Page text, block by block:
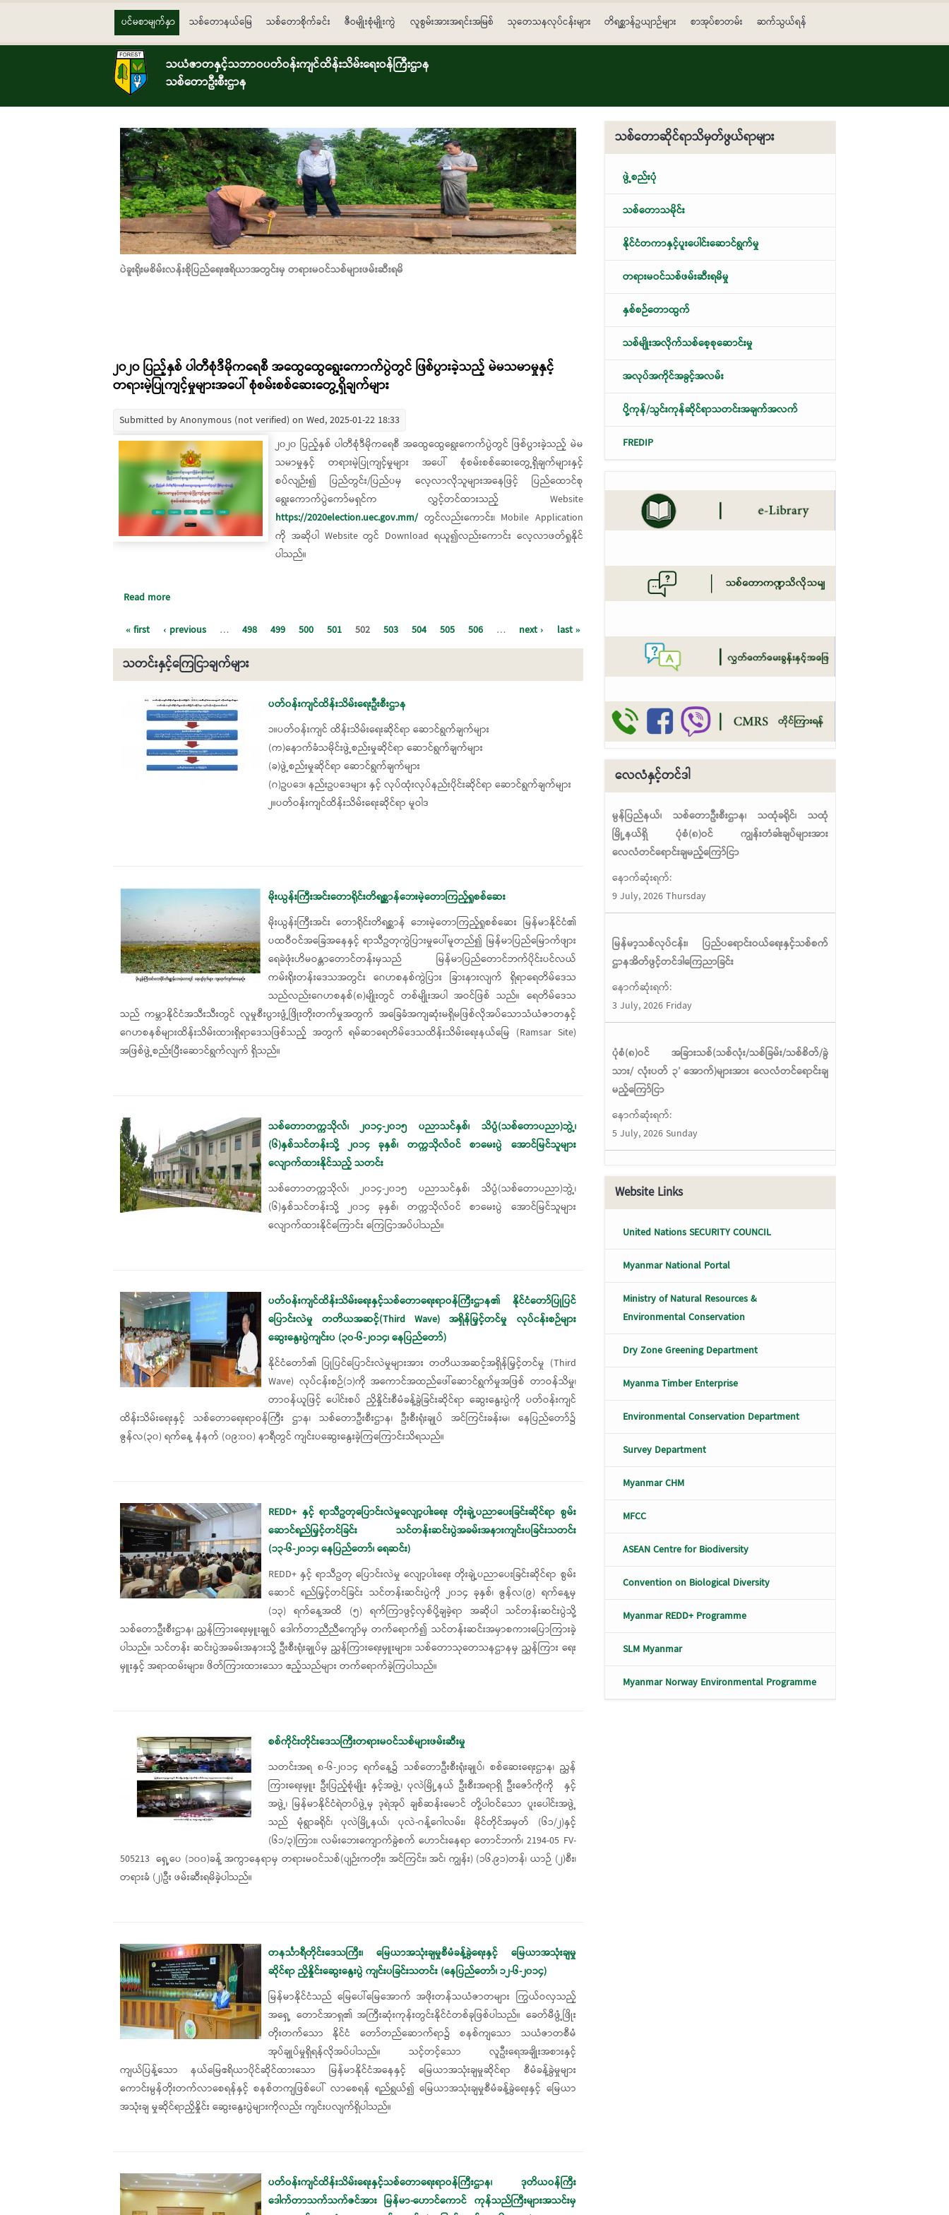
ပင်မစာမျက်နှာ သစ်တောနယ်မြေ သစ်တောစိုက်ခင်း ဇီဝမျိုးစုံမျိုးကွဲ လူစွမ်းအားအရင်းအမြစ် သုတေသနလုပ်ငန်းများ တိရစ္ဆာန်ဥယျာဉ်များ စာအုပ်စာတမ်း ဆက်သွယ်ရန်
သယံဇာတနှင့်သဘာဝပတ်ဝန်းကျင်ထိန်းသိမ်းရေးဝန်ကြီးဌာန
သစ်တောဦးစီးဌာန
ပဲခူးရိုးမစိမ်းလန်းစိုပြည်ရေးဧရိယာအတွင်းမှ တရားမဝင်သစ်များဖမ်းဆီးရမိ
၂၀၂၀ ပြည့်နှစ် ပါတီစုံဒီမိုကရေစီ အထွေထွေရွေးကောက်ပွဲတွင် ဖြစ်ပွားခဲ့သည့် မဲမသမာမှုနှင့်
တရားမဲ့ပြုကျင့်မှုများအပေါ် စုံစမ်းစစ်ဆေးတွေ့ရှိချက်များ
Submitted byAnonymous (not verified) on Wed, 2025-01-22 18:33
၂၀၂၀ ပြည့်နှစ် ပါတီစုံဒီမိုကရေစီ အထွေထွေရွေးကေက်ပွဲတွင် ဖြစ်ပွားခဲ့သည့် မဲမ
သမာမှုနှင့် တရားမဲ့ပြုကျင့်မှုများ အပေါ် စုံစမ်းစစ်ဆေးတွေ့ရှိချက်များနှင့်
စပ်လျဉ်း၍ ပြည်တွင်း/ပြည်ပမှ လေ့လာလိုသူများအနေဖြင့် ပြည်ထောင်စု
ရွေးကောက်ပွဲကော်မရှင်က လွှင့်တင်ထားသည့် Website
https://2020election.uec.gov.mm/တွင်လည်းကောင်း၊ Mobile Application
ကို အဆိုပါ Website တွင် Download ရယူ၍လည်းကောင်း လေ့လာဖတ်ရှုနိုင်
ပါသည်။
Read more about ၂၀၂၀ ပြည့်နှစ် ပါတီစုံဒီမိုကရေစီ အထွေထွေရွေးကောက်ပွဲတွင် ဖြစ်ပွားခဲ့သည့် မဲမသမာမှုနှင့် တရားမဲ့ပြုကျင့်မှုများအပေါ် စုံစမ်းစစ်ဆေးတွေ့ရှိချက်များ
Pages
« first ‹ previous … 498 499 500 501 502 503 504 505 506 … next › last »
သတင်းနှင့်ကြေငြာချက်များ
ပတ်၀န်းကျင်ထိန်းသိမ်းရေးဦးစီးဌာန
၁။ပတ်ဝန်းကျင် ထိန်းသိမ်းရေးဆိုင်ရာ ဆောင်ရွက်ချက်များ
(က)နောက်ခံသမိုင်းဖွဲ့စည်းမှုဆိုင်ရာ ဆောင်ရွက်ချက်များ
(ခ)ဖွဲ့စည်းမှုဆိုင်ရာ ဆောင်ရွက်ချက်များ
(ဂ)ဥပဒေ၊ နည်းဥပဒေများ နှင့် လုပ်ထုံးလုပ်နည်းပိုင်းဆိုင်ရာ ဆောင်ရွက်ချက်များ
၂။ပတ်ဝန်းကျင်ထိန်းသိမ်းရေးဆိုင်ရာ မူဝါဒ
မိုးယွန်းကြီးအင်းတောရိုင်းတိရစ္ဆာန်ဘေးမဲ့တောကြည့်ရှုစစ်ဆေး
မိုးယွန်းကြီးအင်း တောရိုင်းတိရစ္ဆာန် ဘေးမဲ့တောကြည့်ရှုစစ်ဆေး မြန်မာနိုင်ငံ၏
ပထဝီဝင်အခြေအနေနှင့် ရာသီဥတုကွဲပြားမှုပေါ်မူတည်၍ မြန်မာပြည်မြောက်ဖျား
ရေခဲဖုံးဟိမဝန္တာတောင်တန်းမှသည် မြန်မာပြည်တောင်ဘက်ပိုင်းပင်လယ်
ကမ်းရိုးတန်းဒေသအတွင်း ဂေဟစနစ်ကွဲပြား ခြားနားလျက် ရှိရာရေတိမ်ဒေသ
သည်လည်းဂေဟစနစ်(၈)မျိုးတွင် တစ်မျိုးအပါ အဝင်ဖြစ် သည်။ ရေတိမ်ဒေသ
သည် ကမ္ဘာနိုင်ငံအသီးသီးတွင် လူမှုစီးပွားဖွံ့ဖြိုးတိုးတက်မှုအတွက် အခြေခံအကျဆုံးမရှိမဖြစ်လိုအပ်သောသံယံဇာတနှင့်
ဂေဟစနစ်များထိန်းသိမ်းထားရှိရာဒေသဖြစ်သည့် အတွက် ရမ်ဆာရေတိမ်ဒေသထိန်းသိမ်းရေးနယ်မြေ (Ramsar Site)
အဖြစ်ဖွဲ့စည်းပြီးဆောင်ရွက်လျက် ရှိသည်။
သစ်တောတက္ကသိုလ်၊ ၂၀၁၄-၂၀၁၅ ပညာသင်နှစ်၊ သိပ္ပံ(သစ်တောပညာ)ဘွဲ့၊
(၆)နှစ်သင်တန်းသို့ ၂၀၁၄ ခုနှစ်၊ တက္ကသိုလ်ဝင် စာမေးပွဲ အောင်မြင်သူများ
လျောက်ထားနိုင်သည့် သတင်း
သစ်တောတက္ကသိုလ်၊ ၂၀၁၄-၂၀၁၅ ပညာသင်နှစ်၊ သိပ္ပံ(သစ်တောပညာ)ဘွဲ့၊
(၆)နှစ်သင်တန်းသို့ ၂၀၁၄ ခုနှစ်၊ တက္ကသိုလ်ဝင် စာမေးပွဲ အောင်မြင်သူများ
လျောက်ထားနိုင်ကြောင်း ကြေငြာအပ်ပါသည်။
ပတ်ဝန်းကျင်ထိန်းသိမ်းရေးနှင့်သစ်တောရေးရာဝန်ကြီးဌာန၏ နိုင်ငံတော်ပြုပြင်
ပြောင်းလဲမှု တတိယအဆင့်(Third Wave) အရှိန်မြှင့်တင်မှု လုပ်ငန်းစဉ်များ
ဆွေးနွေးပွဲကျင်းပ (၃၀-၆-၂၀၁၄၊ နေပြည်တော်)
နိုင်ငံတော်၏ ပြုပြင်ပြောင်းလဲမှုများအား တတိယအဆင့်အရှိန်မြှင့်တင်မှု (Third
Wave) လုပ်ငန်းစဉ်(၁)ကို အကောင်အထည်ဖေါ်ဆောင်ရွက်မှုအဖြစ် တာဝန်သိမှု၊
တာဝန်ယူဖြင့် ပေါင်းစပ် ညှိနှိုင်းစီမံခန့်ခွဲခြင်းဆိုင်ရာ ဆွေးနွေးပွဲကို ပတ်ဝန်းကျင်
ထိန်းသိမ်းရေးနှင့် သစ်တောရေးရာဝန်ကြီး ဌာန၊ သစ်တောဦးစီးဌာန၊ ဦးစီးရုံးချုပ် အင်ကြင်းခန်းမ၊ နေပြည်တော်၌
ဇွန်လ(၃၀) ရက်နေ့ နံနက် (၀၉:၀၀) နာရီတွင် ကျင်းပဆွေးနွေးခဲ့ကြကြောင်းသိရသည်။
REDD+ နှင့် ရာသီဥတုပြောင်းလဲမှုလျော့ပါးရေး တိုးချဲ့ပညာပေးခြင်းဆိုင်ရာ စွမ်း
ဆောင်ရည်မြှင့်တင်ခြင်း သင်တန်းဆင်းပွဲအခမ်းအနားကျင်းပခြင်းသတင်း
(၁၃-၆-၂၀၁၄၊ နေပြည်တော်၊ ရေဆင်း)
REDD+ နှင့် ရာသီဥတု ပြောင်းလဲမှု လျော့ပါးရေး တိုးချဲ့ပညာပေးခြင်းဆိုင်ရာ စွမ်း
ဆောင် ရည်မြှင့်တင်ခြင်း သင်တန်းဆင်းပွဲကို ၂၀၁၄ ခုနှစ်၊ ဇွန်လ(၉) ရက်နေ့မှ
(၁၃) ရက်နေ့အထိ (၅) ရက်ကြာဖွင့်လှစ်ပို့ချခဲ့ရာ အဆိုပါ သင်တန်းဆင်းပွဲသို့
သစ်တောဦးစီးဌာန၊ ညွှန်ကြားရေးမှူးချုပ် ဒေါက်တာညီညီကျော်မှ တက်ရောက်၍ သင်တန်းဆင်းအမှာစကားပြောကြားခဲ့
ပါသည်။ သင်တန်း ဆင်းပွဲအခမ်းအနားသို့ ဦးစီးရုံးချုပ်မှ ညွှန်ကြားရေးမှူးများ၊ သစ်တောသုတေသနဌာနမှ ညွှန်ကြား ရေး
မှူးနှင့် အရာထမ်းများ၊ ဖိတ်ကြားထားသော ဧည့်သည်များ တက်ရောက်ခဲ့ကြပါသည်။
စစ်ကိုင်းတိုင်းဒေသကြီးတရားမဝင်သစ်များဖမ်းဆီးမှု
သတင်းအရ ၈-၆-၂၀၁၄ ရက်နေ့၌ သစ်တောဦးစီးရုံးချုပ်၊ စစ်ဆေးရေးဌာန၊ ညွှန်
ကြားရေးမှူး ဦးပြည့်စုံမျိုး နှင့်အဖွဲ့၊ ပုလဲမြို့နယ် ဦးစီးအရာရှိ ဦးဇော်ကိုကို နှင့်
အဖွဲ့၊ မြန်မာနိုင်ငံရဲတပ်ဖွဲ့မှ ဒုရဲအုပ် ချစ်ဆန်းမောင် တို့ပါဝင်သော ပူးပေါင်းအဖွဲ့
သည် မုံရွာခရိုင်၊ ပုလဲမြို့နယ်၊ ပုလဲ-ဂန့်ဂေါလမ်း၊ မိုင်တိုင်အမှတ် (၆၁/၂)နှင့်
(၆၁/၃)ကြား၊ လမ်းဘေးကျောက်ခွဲစက် ဟောင်းနေရာ တောင်ဘက်၊ 2194-05 FV-
505213 ရှေ့ပေ (၁၀၀)ခန့် အကွာနေရာမှ တရားမဝင်သစ်(ပျဉ်းကတိုး၊ အင်ကြင်း၊ အင်၊ ကျွန်း) (၁၆.၉၁)တန်၊ ယာဉ် (၂)စီး၊
တရားခံ (၂)ဦး ဖမ်းဆီးရမိခဲ့ပါသည်။
တနင်္သာရီတိုင်းဒေသကြီး၊ မြေယာအသုံးချမှုစီမံခန့်ခွဲရေးနှင့် မြေယာအသုံးချမှု
ဆိုင်ရာ ညှိနှိုင်းဆွေးနွေးပွဲ ကျင်းပခြင်းသတင်း (နေပြည်တော်၊ ၁၂-၆-၂၀၁၄)
မြန်မာနိုင်ငံသည် မြေပေါ်မြေအောက် အဖိုးတန်သယံဇာတများ ကြွယ်ဝလှသည့်
အရှေ့ တောင်အာရှ၏ အကြီးဆုံးကုန်းတွင်းနိုင်ငံတစ်ခုဖြစ်ပါသည်။ ခေတ်မီဖွံ့ဖြိုး
တိုးတက်သော နိုင်ငံ တော်တည်ဆောက်ရာ၌ စနစ်ကျသော သယံဇာတစီမံ
အုပ်ချုပ်မှုရှိရန်လိုအပ်ပါသည်။ သင့်တင့်သော လူဦးရေအချိုးအစားနှင့်
ကျယ်ပြန့်သော နယ်မြေဧရိယာပိုင်ဆိုင်ထားသော မြန်မာနိုင်ငံအနေနှင့် မြေယာအသုံးချမှုဆိုင်ရာ စီမံခန့်ခွဲမှုများ
ကောင်းမွန်တိုးတက်လာစေရန်နှင့် စနစ်တကျဖြစ်ပေါ် လာစေရန် ရည်ရွယ်၍ မြေယာအသုံးချမှုစီမံခန့်ခွဲရေးနှင့် မြေယာ
အသုံးချ မှုဆိုင်ရာညှိနှိုင်း ဆွေးနွေးပွဲများကိုလည်း ကျင်းပလျက်ရှိပါသည်။
ပတ်ဝန်းကျင်ထိန်းသိမ်းရေးနှင့်သစ်တောရေးရာဝန်ကြီးဌာန၊ ဒုတိယဝန်ကြီး
ဒေါက်တာသက်သက်ဇင်အား မြန်မာ-ဟောင်ကောင် ကုန်သည်ကြီးများအသင်းမှ
Pages
သစ်တောဆိုင်ရာသိမှတ်ဖွယ်ရာများ
ဖွဲ့စည်းပုံ
သစ်တောသမိုင်း
နိုင်ငံတကာနှင့်ပူးပေါင်းဆောင်ရွက်မှု
တရားမဝင်သစ်ဖမ်းဆီးရမိမှု
နှစ်စဉ်တောထွက်
သစ်မျိုးအလိုက်သစ်စေ့စုဆောင်းမှု
အလုပ်အကိုင်အခွင့်အလမ်း
ပို့ကုန်/သွင်းကုန်ဆိုင်ရာသတင်းအချက်အလက်
FREDIP
လေလံနှင့်တင်ဒါ
မွန်ပြည်နယ်၊ သစ်တောဦးစီးဌာန၊ သထုံခရိုင်၊ သထုံ
မြို့နယ်ရှိ ပုံစံ(၈)ဝင် ကျွန်းတံခါးချပ်များအား
လေလံတင်ရောင်းချမည့်ကြော်ငြာ
နောက်ဆုံးရက်:
9 July, 2026 Thursday
မြန်မာ့သစ်လုပ်ငန်း၊ ပြည်ပရောင်းဝယ်ရေးနှင့်သစ်စက်
ဌာနအိတ်ဖွင့်တင်ဒါကြေညာခြင်း
နောက်ဆုံးရက်:
3 July, 2026 Friday
ပုံစံ(၈)ဝင် အခြားသစ်(သစ်လုံး/သစ်ခြမ်း/သစ်စိတ်/ခွဲ
သား/ လုံးပတ် ၃’ အောက်)များအား လေလံတင်ရောင်းချ
မည့်ကြော်ငြာ
နောက်ဆုံးရက်:
5 July, 2026 Sunday
Website Links
United Nations SECURITY COUNCIL
Myanmar National Portal
Ministry of Natural Resources &
Environmental Conservation
Dry Zone Greening Department
Myanma Timber Enterprise
Environmental Conservation Department
Survey Department
Myanmar CHM
MFCC
ASEAN Centre for Biodiversity
Convention on Biological Diversity
Myanmar REDD+ Programme
SLM Myanmar
Myanmar Norway Environmental Programme